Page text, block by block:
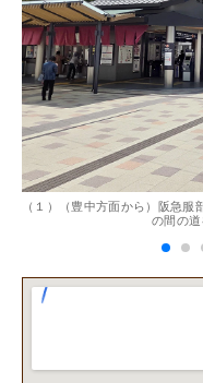
（兵庫県神戸市）別の
額を提示いただけたの
任せできそうです!
（１）（豊中方面から）阪急
の間の道